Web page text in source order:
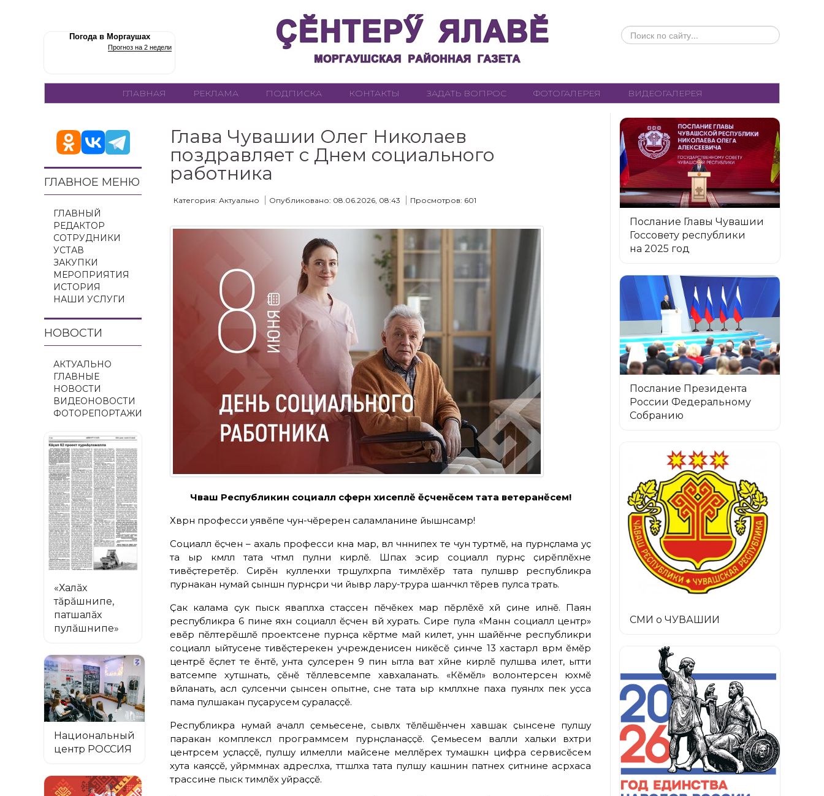
Погода в Моргаушах
Прогноз на 2 недели
ИСКАТЬ...
ГЛАВНАЯ РЕКЛАМА ПОДПИСКА КОНТАКТЫ ЗАДАТЬ ВОПРОС ФОТОГАЛЕРЕЯ ВИДЕОГАЛЕРЕЯ
ГЛАВНОЕ МЕНЮ
ГЛАВНЫЙ
РЕДАКТОР
СОТРУДНИКИ
УСТАВ
ЗАКУПКИ
МЕРОПРИЯТИЯ
ИСТОРИЯ
НАШИ УСЛУГИ
НОВОСТИ
АКТУАЛЬНО
ГЛАВНЫЕ
НОВОСТИ
ВИДЕОНОВОСТИ
ФОТОРЕПОРТАЖИ
«Халăх
тăрăшнипе,
патшалăх
пулăшнипе»
Национальный
центр РОССИЯ
Глава Чувашии Олег Николаев
поздравляет с Днем социального
работника
Категория: Актуально Опубликовано: 08.06.2026, 08:43 Просмотров: 601
Чӑваш Республикин социаллӑ сферӑн хисеплӗ ӗҫченӗсем тата ветеранӗсем!
Хӑвӑрӑн професси уявӗпе чун-чӗререн саламланине йышӑнсамӑр!
Социаллӑ ӗҫчен – ахаль професси кӑна мар, вӑл чӑннипех те чун туртӑмӗ, ӑна пурнӑҫлама уҫӑ
та ырӑ кӑмӑллӑ тата чӑтӑмлӑ пулни кирлӗ. Шӑпах эсир социаллӑ пурнӑҫ ҫирӗплӗхне
тивӗҫтеретӗр. Сирӗн кулленхи тӑрӑшулӑхӑрпа тимлӗхӗр тата пулӑшӑвӑр республикӑра
пурӑнакан нумай ҫыншӑн пурнӑҫри чи йывӑр лару-тӑрура шанчӑклӑ тӗрев пулса тӑрать.
Ҫак калама ҫук пысӑк яваплӑха ӑстаҫӑсен пӗчӗкех мар пӗрлӗхӗ хӑй ҫине илнӗ. Паян
республикӑра 6 пине яхӑн социаллӑ ӗҫчен вӑй хурать. Сире пула «Манӑн социаллӑ центр»
евӗр пӗлтерӗшлӗ проектсене пурнӑҫа кӗртме май килет, унӑн шайӗнче республикӑри
социаллӑ ыйтусене тивӗҫтерекен учрежденисен никӗсӗ ҫинче 13 хастарлӑ вӑрӑм ӗмӗр
центрӗ ӗҫлет те ӗнтӗ, унта ҫулсерен 9 пин ытла ватӑ хӑйне кирлӗ пулӑшӑва илет, ытти
ватӑсемпе хутшӑнать, ҫӗнӗ тӗллевсемпе хавхаланать. «Кӗмӗл» волонтерсен юхӑмӗ
вӑйланать, аслӑ ҫулсенчи ҫынсен опытне, ӑсне тата ырӑ кӑмӑллӑхне паха пуянлӑх пек уҫса
пама пулӑшакан пуҫарусем ҫуралаҫҫӗ.
Республикӑра нумай ачаллӑ ҫемьесене, сывлӑх тӗлӗшӗнчен хавшак ҫынсене пулӑшу
паракан комплекслӑ программӑсем пурнӑҫланаҫҫӗ. Ҫемьесем валли хальхи вӑхӑтри
центрсем уҫӑлаҫҫӗ, пулӑшу илмелли майсене меллӗрех тумашкӑн цифра сервисӗсем
хута каяҫҫӗ, уйрӑммӑнах адреслӑха, тӑтӑшлӑха тата пулӑшу кашнин патнех ҫитнине асӑрхаса
тӑрассине пысӑк тимлӗх уйӑраҫҫӗ.
Послание Главы Чувашии
Госсовету республики
на 2025 год
Послание Президента
России Федеральному
Собранию
СМИ о ЧУВАШИИ